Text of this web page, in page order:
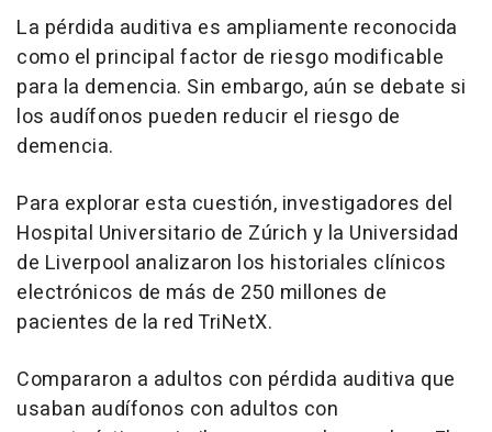
La pérdida auditiva es ampliamente reconocida
como el principal factor de riesgo modificable
para la demencia. Sin embargo, aún se debate si
los audífonos pueden reducir el riesgo de
demencia.
Para explorar esta cuestión, investigadores del
Hospital Universitario de Zúrich y la Universidad
de Liverpool analizaron los historiales clínicos
electrónicos de más de 250 millones de
pacientes de la red TriNetX.
Compararon a adultos con pérdida auditiva que
usaban audífonos con adultos con